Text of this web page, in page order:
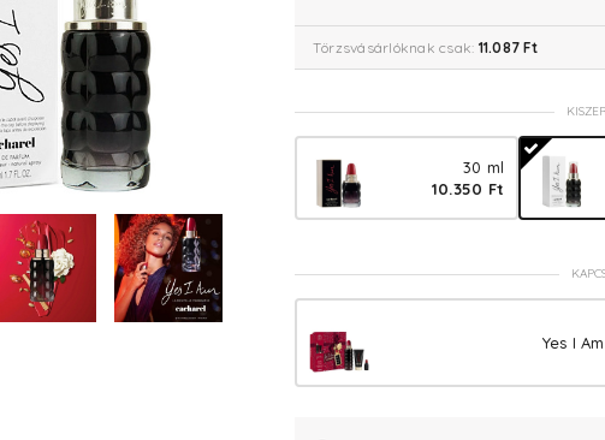
Törzsvásárlóknak csak: 11.087 Ft
30 ml
10.350 Ft
Yes I